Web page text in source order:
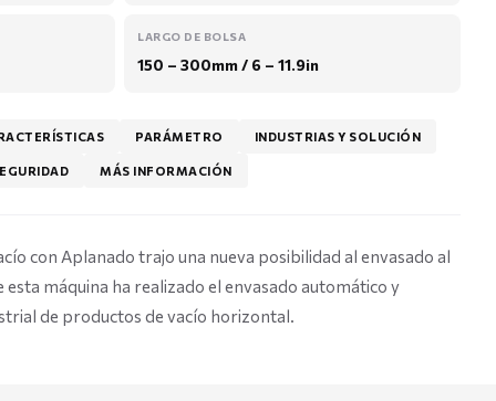
LARGO DE BOLSA
150 – 300mm / 6 – 11.9in
PARÁMETRO INDUSTRIAS Y SOLUCIÓN
MÁS INFORMACIÓN
con Aplanado trajo una nueva posibilidad al envasado al
máquina ha realizado el envasado automático y
de productos de vacío horizontal.